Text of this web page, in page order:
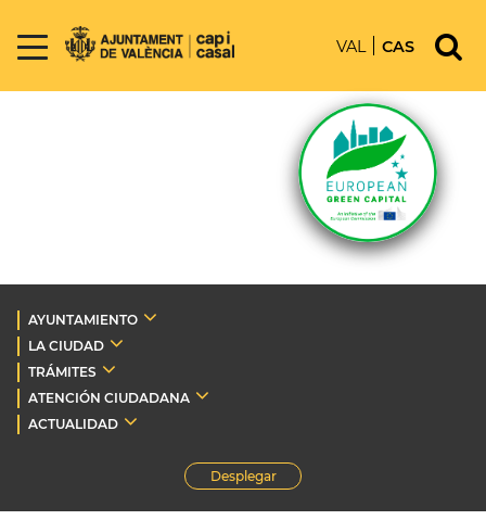
VAL CAS
AYUNTAMIENTO
LA CIUDAD
TRÁMITES
ATENCIÓN CIUDADANA
ACTUALIDAD
Desplegar